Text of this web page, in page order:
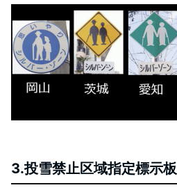
3.投雪禁止区域指定標示板